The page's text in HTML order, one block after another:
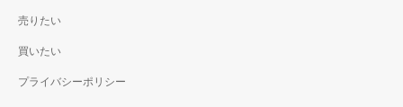
売りたい
買いたい
プライバシーポリシー